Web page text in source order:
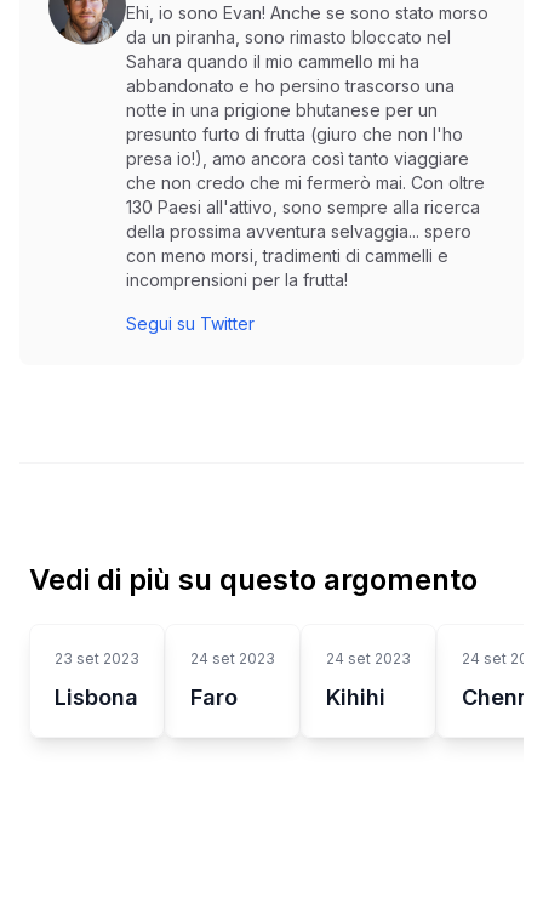
Ehi, io sono Evan! Anche se sono stato morso
da un piranha, sono rimasto bloccato nel
Sahara quando il mio cammello mi ha
abbandonato e ho persino trascorso una
notte in una prigione bhutanese per un
presunto furto di frutta (giuro che non l'ho
presa io!), amo ancora così tanto viaggiare
che non credo che mi fermerò mai. Con oltre
130 Paesi all'attivo, sono sempre alla ricerca
della prossima avventura selvaggia... spero
con meno morsi, tradimenti di cammelli e
incomprensioni per la frutta!
Segui su Twitter
Vedi di più su questo argomento
23 set 2023
Lisbona
24 set 2023
Faro
24 set 2023
Kihihi
24 set